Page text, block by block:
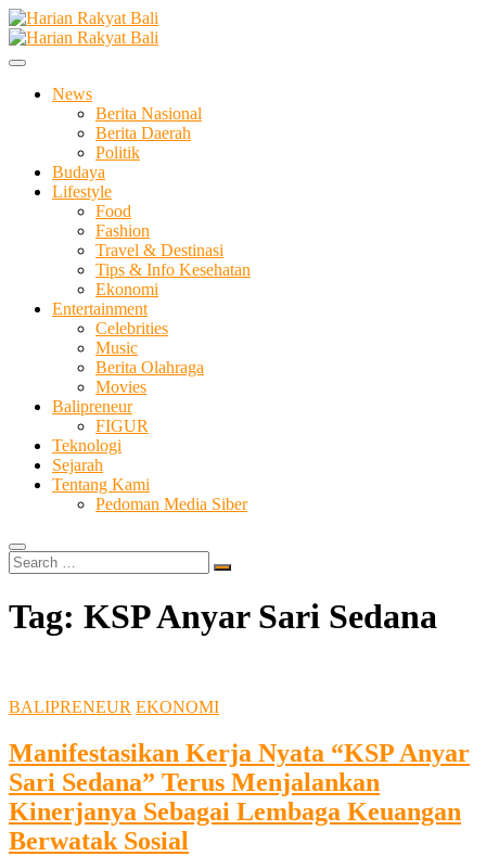
Skip
to
content
Harian Rakyat Bali
Membangun Semangat Kehidupan dan Berbangsa
News
Berita Nasional
Berita Daerah
Politik
Budaya
Lifestyle
Food
Fashion
Travel & Destinasi
Tips & Info Kesehatan
Ekonomi
Entertainment
Celebrities
Music
Berita Olahraga
Movies
Balipreneur
FIGUR
Teknologi
Sejarah
Tentang Kami
Pedoman Media Siber
Search
…
Tag: KSP Anyar Sari Sedana
BALIPRENEUR EKONOMI
Manifestasikan Kerja Nyata “KSP Anyar
Sari Sedana” Terus Menjalankan
Kinerjanya Sebagai Lembaga Keuangan
Berwatak Sosial